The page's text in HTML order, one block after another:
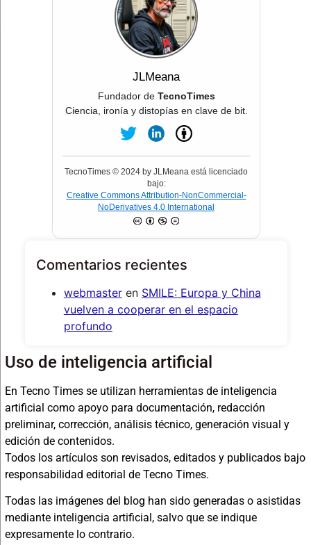
JLMeana
Fundador de TecnoTimes
Ciencia, ironía y distopías en clave de bit.
TecnoTimes © 2024 by JLMeana está licenciado
bajo:
Creative Commons Attribution-NonCommercial-
NoDerivatives 4.0 International
Comentarios recientes
webmasteren SMILE: Europa y China
vuelven a cooperar en el espacio
profundo
Uso de inteligencia artificial
En Tecno Times se utilizan herramientas de inteligencia
artificial como apoyo para documentación, redacción
preliminar, corrección, análisis técnico, generación visual y
edición de contenidos.
Todos los artículos son revisados, editados y publicados bajo
responsabilidad editorial de Tecno Times.
Todas las imágenes del blog han sido generadas o asistidas
mediante inteligencia artificial, salvo que se indique
expresamente lo contrario.